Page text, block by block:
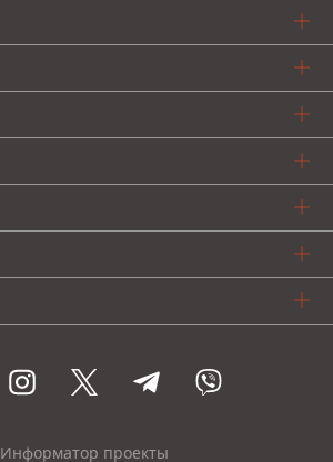
Информатор проекты